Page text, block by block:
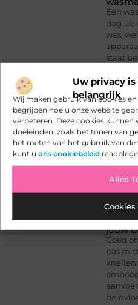
Uw privacy
belangrijk
Wij maken gebruik van cookies
begrijpen hoe u onze website
verbeteren. Deze cookies
doeleinden, zoals het tonen van
het meten van het gebruik van
kunt u ons cookiebeleid
Alles
Een
dag. Je
was,
staat
Kies
jouw
Goed
pas